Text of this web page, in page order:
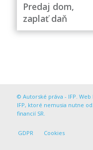
Predaj dom,
zaplať daň
© Autorské práva - IFP.
IFP, ktoré nemusia nutne
financií SR.
GDPR Cookies